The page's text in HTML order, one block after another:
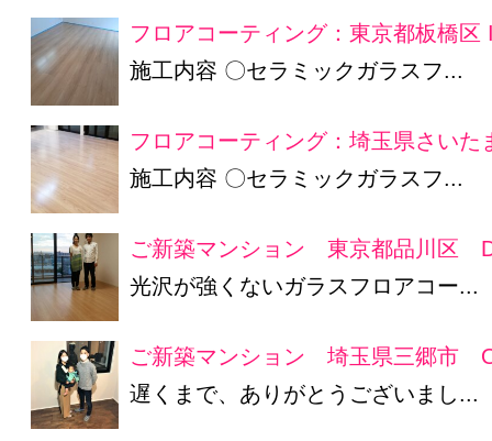
フロアコーティング：東京都板橋区
施工内容 〇セラミックガラスフ...
フロアコーティング：埼玉県さいた
施工内容 〇セラミックガラスフ...
ご新築マンション 東京都品川区
光沢が強くないガラスフロアコー...
ご新築マンション 埼玉県三郷市
遅くまで、ありがとうございまし...